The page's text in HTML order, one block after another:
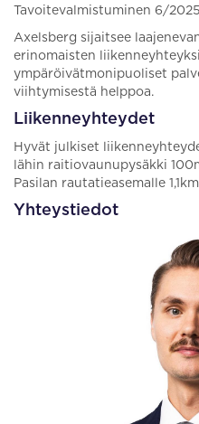
Tavoitevalmistuminen 6/
Axelsberg sijaitsee
erinomaisten
ympäröivätmonipuoliset
viihtymisestä helppoa.
Liikenneyhteydet
Hyvät julkiset
lähin raitiovaunupysäkki
Pasilan rautatieasemalle
Yhteystiedot